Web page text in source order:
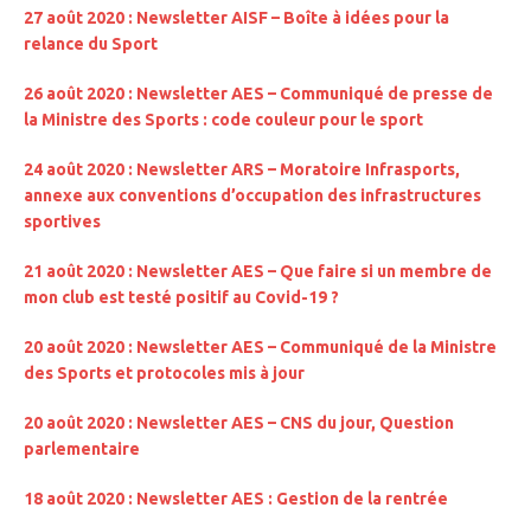
27 août 2020 : Newsletter AISF – Boîte à idées pour la
relance du Sport
26 août 2020 : Newsletter AES – Communiqué de presse de
la Ministre des Sports : code couleur pour le sport
24 août 2020 : Newsletter ARS – Moratoire Infrasports,
annexe aux conventions d’occupation des infrastructures
sportives
21 août 2020 : Newsletter AES – Que faire si un membre de
mon club est testé positif au Covid-19 ?
20 août 2020 : Newsletter AES – Communiqué de la Ministre
des Sports et protocoles mis à jour
20 août 2020 : Newsletter AES – CNS du jour, Question
parlementaire
18 août 2020 : Newsletter AES : Gestion de la rentrée